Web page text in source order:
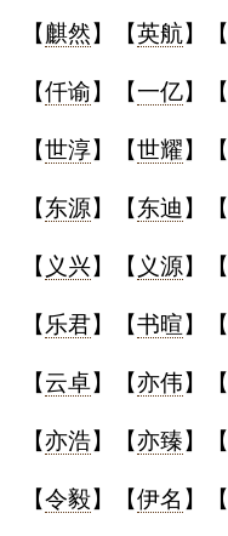
【麒然】【英航】【
【仟谕】【一亿】【
【世淳】【世耀】【
【东源】【东迪 】【
【 义兴】【 义源】【
【 乐君】【书暄】【
【云卓】【亦伟】【
【亦浩】【亦臻】【
【令毅】【伊名 】【